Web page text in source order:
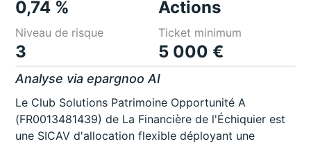
0,74 % Actions
Niveau de risque
3
Ticket minimum
5 000 €
Analyse via epargnoo AI
Le Club Solutions Patrimoine Opportunité A
(FR0013481439) de La Financière de l'Échiquier est
une SICAV d'allocation flexible déployant une